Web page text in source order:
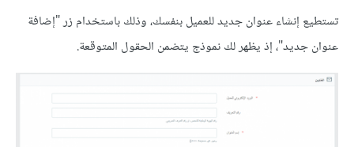
تستطيع إنشاء عنوان جديد للعميل بنفسك، وذلك باستخدام زر "إضافة
عنوان جديد"، إذ يظهر لك نموذج يتضمن الحقول المتوقعة.